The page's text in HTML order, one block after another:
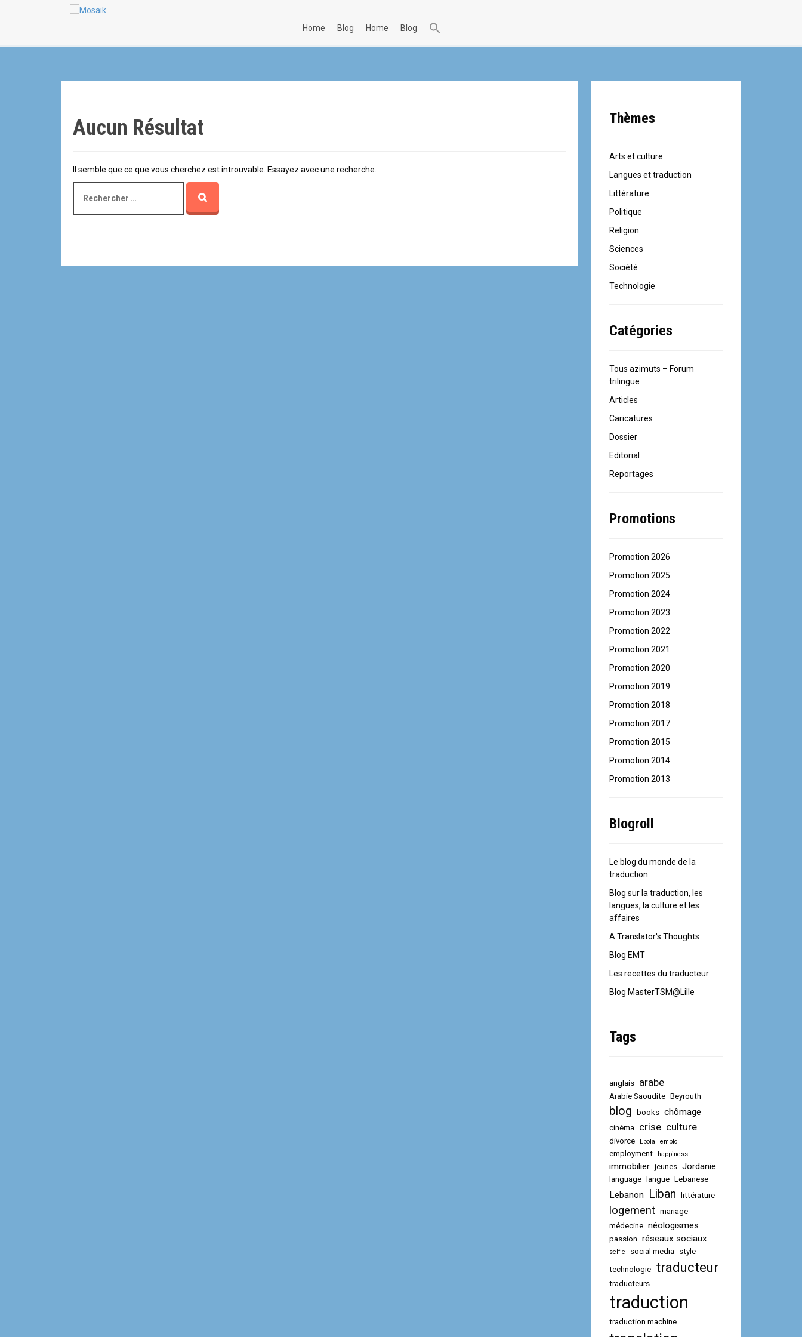
home blog home blog
Aucun Résultat
Il semble que ce que vous cherchez est introuvable. Essayez avec une recherche.
c
Thèmes
Arts et culture
Langues et traduction
Littérature
Politique
Religion
Sciences
Société
Technologie
Catégories
Tous azimuts – Forum
trilingue
Articles
Caricatures
Dossier
Editorial
Reportages
Promotions
Promotion 2026
Promotion 2025
Promotion 2024
Promotion 2023
Promotion 2022
Promotion 2021
Promotion 2020
Promotion 2019
Promotion 2018
Promotion 2017
Promotion 2015
Promotion 2014
Promotion 2013
Blogroll
Le blog du monde de la
traduction
Blog sur la traduction, les
langues, la culture et les
affaires
A Translator's Thoughts
Blog EMT
Les recettes du traducteur
Blog MasterTSM@Lille
Tags
anglais arabe
Arabie Saoudite Beyrouth
blog books chômage
cinéma crise culture
divorce Ebola emploi
employment happiness
immobilier jeunes Jordanie
language langue Lebanese
Lebanon Liban littérature
logement mariage
médecine néologismes
passion réseaux sociaux
selfie social media style
technologie traducteur
traducteurs
traduction
traduction machine